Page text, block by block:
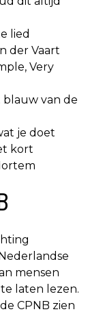
lied
der Vaart
Very
blauw van de
je doet
kort
mensen
laten lezen.
CPNB zien